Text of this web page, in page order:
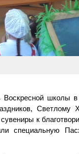
школы в
Светлому
к
специальную